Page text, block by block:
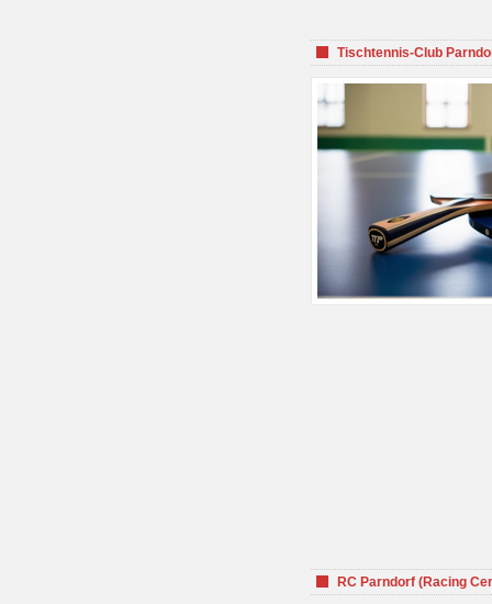
Tischtennis-Club
RC Parndorf (Racing